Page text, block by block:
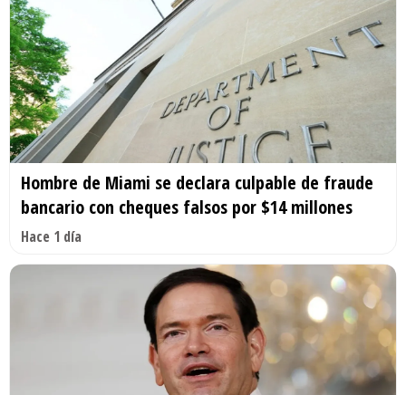
Hombre de Miami se declara culpable de fraude
bancario con cheques falsos por $14 millones
Hace 1 día